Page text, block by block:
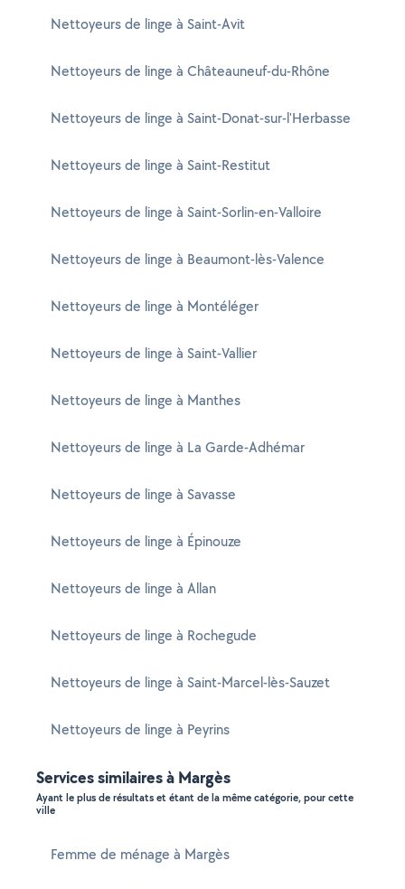
Nettoyeurs de linge à Saint-Avit
Nettoyeurs de linge à Châteauneuf-du-Rhône
Nettoyeurs de linge à Saint-Donat-sur-l'Herbasse
Nettoyeurs de linge à Saint-Restitut
Nettoyeurs de linge à Saint-Sorlin-en-Valloire
Nettoyeurs de linge à Beaumont-lès-Valence
Nettoyeurs de linge à Montéléger
Nettoyeurs de linge à Saint-Vallier
Nettoyeurs de linge à Manthes
Nettoyeurs de linge à La Garde-Adhémar
Nettoyeurs de linge à Savasse
Nettoyeurs de linge à Épinouze
Nettoyeurs de linge à Allan
Nettoyeurs de linge à Rochegude
Nettoyeurs de linge à Saint-Marcel-lès-Sauzet
Nettoyeurs de linge à Peyrins
Services similaires à Margès
Ayant le plus de résultats et étant de la même catégorie, pour cette
ville
Femme de ménage à Margès